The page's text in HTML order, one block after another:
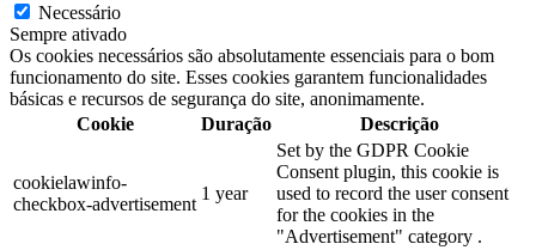
Necessário
Sempre ativado
Os cookies necessários são absolutamente essenciais para o bom
funcionamento do site. Esses cookies garantem funcionalidades
básicas e recursos de segurança do site, anonimamente.
Cookie
Duração Descrição
cookielawinfo-
checkbox-advertisement
1 year
Set by the GDPR Cookie
Consent plugin, this cookie is
used to record the user consent
for the cookies in the
"Advertisement" category .